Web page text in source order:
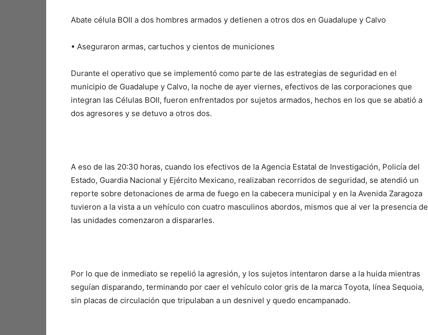
Abate célula BOII a dos hombres armados y detienen a otros dos en Guadalupe y Calvo
•⁠ ⁠Aseguraron armas, cartuchos y cientos de municiones
Durante el operativo que se implementó como parte de las estrategias de seguridad en el
municipio de Guadalupe y Calvo, la noche de ayer viernes, efectivos de las corporaciones que
integran las Células BOII, fueron enfrentados por sujetos armados, hechos en los que se abatió a
dos agresores y se detuvo a otros dos.
A eso de las 20:30 horas, cuando los efectivos de la Agencia Estatal de Investigación, Policía del
Estado, Guardia Nacional y Ejército Mexicano, realizaban recorridos de seguridad, se atendió un
reporte sobre detonaciones de arma de fuego en la cabecera municipal y en la Avenida Zaragoza
tuvieron a la vista a un vehículo con cuatro masculinos abordos, mismos que al ver la presencia de
las unidades comenzaron a dispararles.
Por lo que de inmediato se repelió la agresión, y los sujetos intentaron darse a la huida mientras
seguían disparando, terminando por caer el vehículo color gris de la marca Toyota, línea Sequoia,
sin placas de circulación que tripulaban a un desnivel y quedo encampanado.